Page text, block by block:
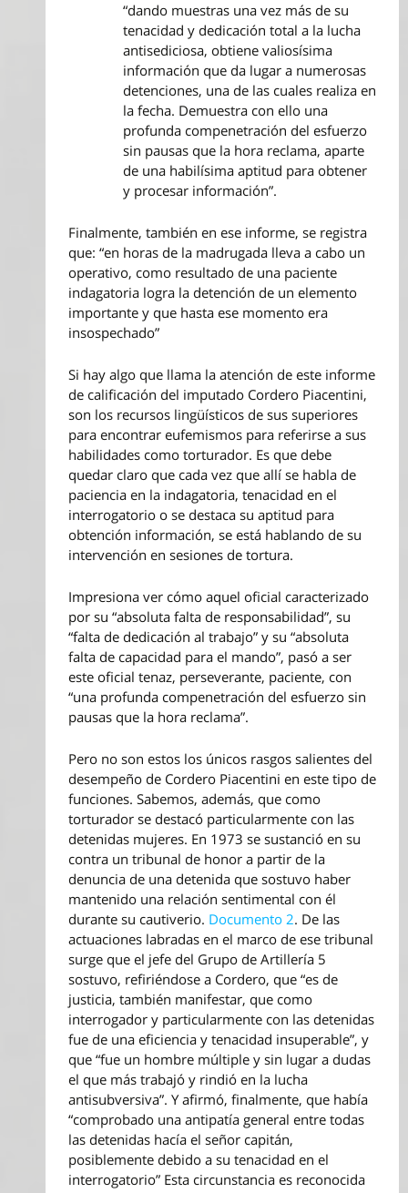
“dando muestras una vez más de su
tenacidad y dedicación total a la lucha
antisediciosa, obtiene valiosísima
información que da lugar a numerosas
detenciones, una de las cuales realiza en
la fecha. Demuestra con ello una
profunda compenetración del esfuerzo
sin pausas que la hora reclama, aparte
de una habilísima aptitud para obtener
y procesar información”.
Finalmente, también en ese informe, se registra
que: “en horas de la madrugada lleva a cabo un
operativo, como resultado de una paciente
indagatoria logra la detención de un elemento
importante y que hasta ese momento era
insospechado”
Si hay algo que llama la atención de este informe
de calificación del imputado Cordero Piacentini,
son los recursos lingüísticos de sus superiores
para encontrar eufemismos para referirse a sus
habilidades como torturador. Es que debe
quedar claro que cada vez que allí se habla de
paciencia en la indagatoria, tenacidad en el
interrogatorio o se destaca su aptitud para
obtención información, se está hablando de su
intervención en sesiones de tortura.
Impresiona ver cómo aquel oficial caracterizado
por su “absoluta falta de responsabilidad”, su
“falta de dedicación al trabajo” y su “absoluta
falta de capacidad para el mando”, pasó a ser
este oficial tenaz, perseverante, paciente, con
“una profunda compenetración del esfuerzo sin
pausas que la hora reclama”.
Pero no son estos los únicos rasgos salientes del
desempeño de Cordero Piacentini en este tipo de
funciones. Sabemos, además, que como
torturador se destacó particularmente con las
detenidas mujeres. En 1973 se sustanció en su
contra un tribunal de honor a partir de la
denuncia de una detenida que sostuvo haber
mantenido una relación sentimental con él
durante su cautiverio. Documento 2. De las
actuaciones labradas en el marco de ese tribunal
surge que el jefe del Grupo de Artillería 5
sostuvo, refiriéndose a Cordero, que “es de
justicia, también manifestar, que como
interrogador y particularmente con las detenidas
fue de una eficiencia y tenacidad insuperable”, y
que “fue un hombre múltiple y sin lugar a dudas
el que más trabajó y rindió en la lucha
antisubversiva”. Y afirmó, finalmente, que había
“comprobado una antipatía general entre todas
las detenidas hacía el señor capitán,
posiblemente debido a su tenacidad en el
interrogatorio” Esta circunstancia es reconocida